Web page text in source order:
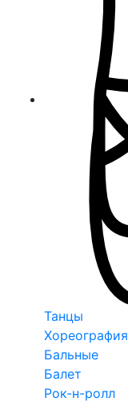
Танцы
Хореография
Бальные
Балет
Рок-н-ролл